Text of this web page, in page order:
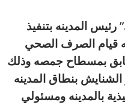
المدينه بتنفيذ
قيام الصرف الصحي
بمسطاح جمصه وذلك
بنطاق المدينه
بالمدينه ومسئولي